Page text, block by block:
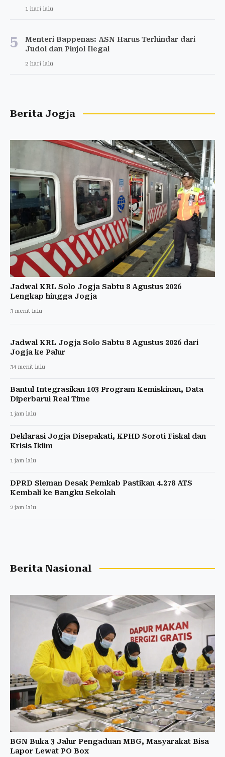
1 hari lalu
5
Menteri Bappenas: ASN Harus Terhindar dari
Judol dan Pinjol Ilegal
2 hari lalu
Berita Jogja
Jadwal KRL Solo Jogja Sabtu 8 Agustus 2026
Lengkap hingga Jogja
3 menit lalu
Jadwal KRL Jogja Solo Sabtu 8 Agustus 2026 dari
Jogja ke Palur
34 menit lalu
Bantul Integrasikan 103 Program Kemiskinan, Data
Diperbarui Real Time
1 jam lalu
Deklarasi Jogja Disepakati, KPHD Soroti Fiskal dan
Krisis Iklim
1 jam lalu
DPRD Sleman Desak Pemkab Pastikan 4.278 ATS
Kembali ke Bangku Sekolah
2 jam lalu
Berita Nasional
BGN Buka 3 Jalur Pengaduan MBG, Masyarakat Bisa
Lapor Lewat PO Box